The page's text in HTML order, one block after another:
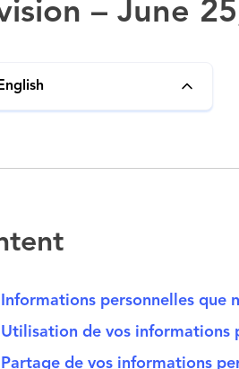
– June
English
Informations personnelles que
Utilisation de vos informations
Partage de vos informations